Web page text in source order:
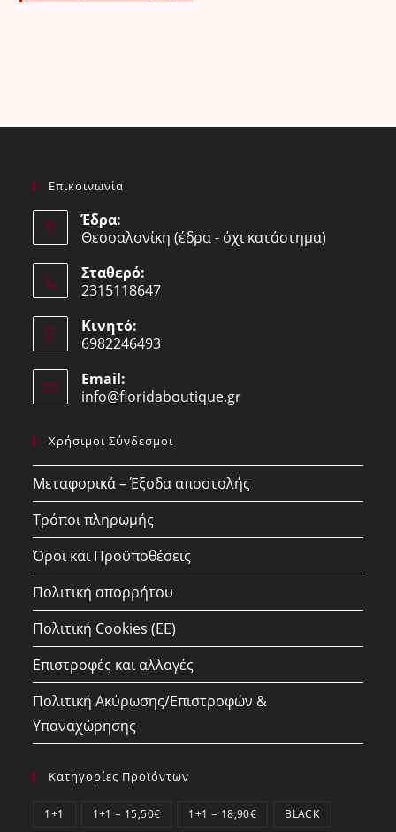
Επικοινωνία
Έδρα:
Θεσσαλονίκη (έδρα - όχι κατάστημα)
Σταθερό:
2315118647
in
your
application
Κινητό:
6982246493
in
your
Email:
info@floridaboutique.grOpens
Χρήσιμοι Σύνδεσμοι
Μεταφορικά – Έξοδα αποστολής
Τρόποι πληρωμής
Όροι και Προϋποθέσεις
Πολιτική απορρήτου
Πολιτική Cookies (ΕΕ)
Επιστροφές και αλλαγές
Πολιτική Ακύρωσης/Επιστροφών &
Υπαναχώρησης
Κατηγορίες Προϊόντων
1+1 1+1 = 15,50€ 1+1 = 18,90€ BLACK